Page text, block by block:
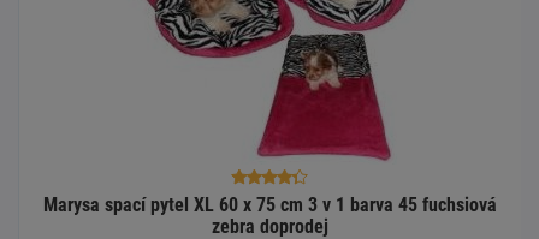
Marysa spací pytel XL 60 x 75 cm 3 v 1 barva 45 fuchsiová
zebra doprodej